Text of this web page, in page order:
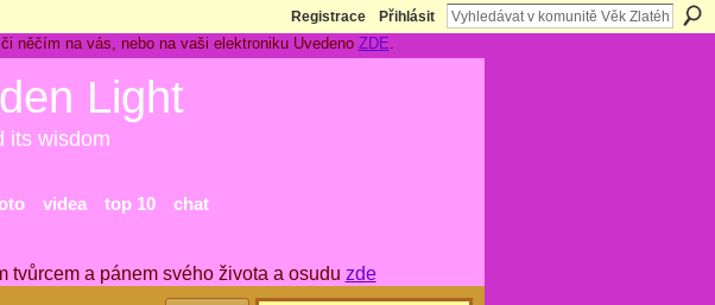
Registrace Přihlásit
něčím na vás, nebo na vaši elektroniku Uvedeno ZDE.
Light
its wisdom
videa top 10 chat
tvůrcem a pánem svého života a osudu zde